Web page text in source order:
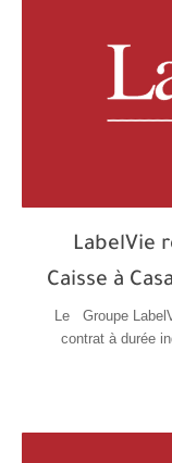
LabelVie
Caisse à
Le Groupe
contrat à durée